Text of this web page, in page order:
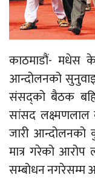
काठमाडौं- मधेस
आन्दोलनको
संसद्को बैठक
सांसद
जारी आन्दोलनको
मात्र गरेको आरोप
सम्बोधन नगरेसम्म